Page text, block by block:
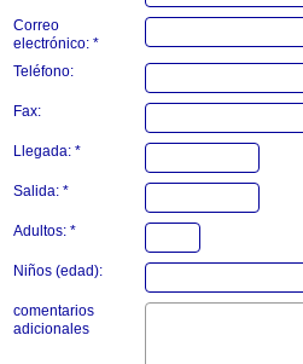
Correo
electrónico: *
Teléfono:
Fax:
Llegada: *
Salida: *
Adultos: *
Niños (edad):
comentarios
adicionales